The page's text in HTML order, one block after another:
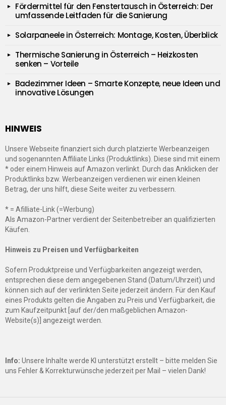
Fördermittel für den Fenstertausch in Österreich: Der
umfassende Leitfaden für die Sanierung
Solarpaneele in Österreich: Montage, Kosten, Überblick
Thermische Sanierung in Österreich – Heizkosten
senken – Vorteile
Badezimmer Ideen – Smarte Konzepte, neue Ideen und
innovative Lösungen
HINWEIS
Unsere Webseite finanziert sich durch platzierte Werbeanzeigen
und sogenannten Affiliate Links (Produktlinks). Diese sind mit einem
* oder einem Hinweis auf Amazon verlinkt. Durch das Anklicken der
Produktlinks bzw. Werbeanzeigen verdienen wir einen kleinen
Betrag, der uns hilft, diese Seite weiter zu verbessern.
* = Afilliate-Link (=Werbung)
Als Amazon-Partner verdient der Seitenbetreiber an qualifizierten
Käufen.
Hinweis zu Preisen und Verfügbarkeiten
Sofern Produktpreise und Verfügbarkeiten angezeigt werden,
entsprechen diese dem angegebenen Stand (Datum/Uhrzeit) und
können sich auf der verlinkten Seite jederzeit ändern. Für den Kauf
eines Produkts gelten die Angaben zu Preis und Verfügbarkeit, die
zum Kaufzeitpunkt [auf der/den maßgeblichen Amazon-
Website(s)] angezeigt werden.
Info: Unsere Inhalte werde KI unterstützt erstellt – bitte melden Sie
uns Fehler & Korrekturwünsche jederzeit per Mail – vielen Dank!